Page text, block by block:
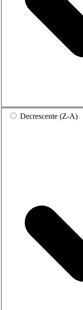
Decrescente (Z-A)